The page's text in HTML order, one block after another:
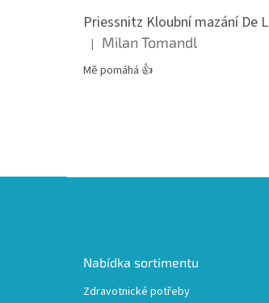
Hodnocení produktu je 5 z 5 hvězdiček.
| Milan Tomandl
Mě pomáhá 👍
Nabídka sortimentu
Zdravotnické potřeby